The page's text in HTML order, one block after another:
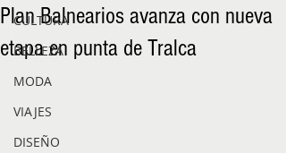
CULTURA
BELLEZA
MODA
VIAJES
DISEÑO
Plan Balnearios avanza con nueva
etapa en punta de Tralca